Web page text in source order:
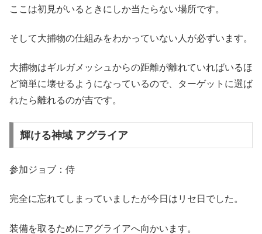
ここは初見がいるときにしか当たらない場所です。
そして大捕物の仕組みをわかっていない人が必ずいます。
大捕物はギルガメッシュからの距離が離れていればいるほ
ど簡単に壊せるようになっているので、ターゲットに選ば
れたら離れるのが吉です。
輝ける神域 アグライア
参加ジョブ：侍
完全に忘れてしまっていましたが今日はリセ日でした。
装備を取るためにアグライアへ向かいます。